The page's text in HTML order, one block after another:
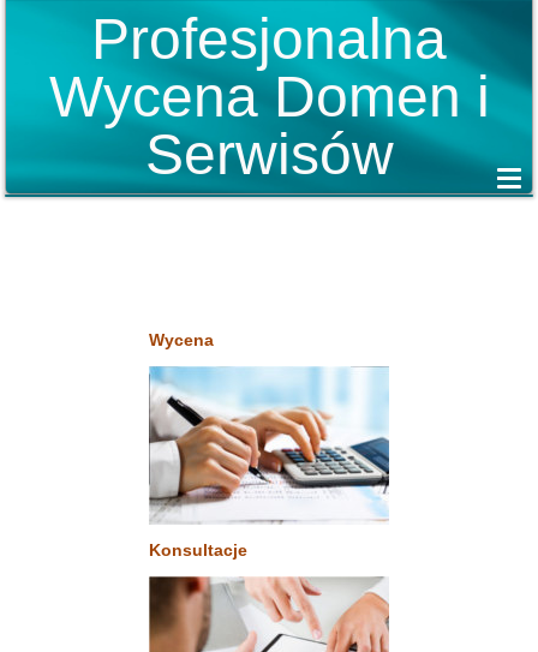
Profesjonalna
Wycena Domen i
Serwisów
Wycena
Konsultacje